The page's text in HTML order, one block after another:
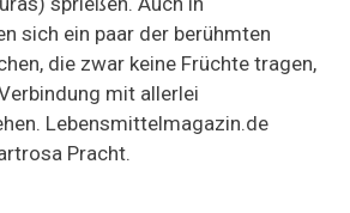
sich ein paar der berühmten
die zwar keine Früchte tragen,
mit allerlei
Lebensmittelmagazin.de
Pracht.